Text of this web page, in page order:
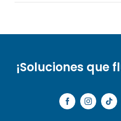
¡Soluciones que